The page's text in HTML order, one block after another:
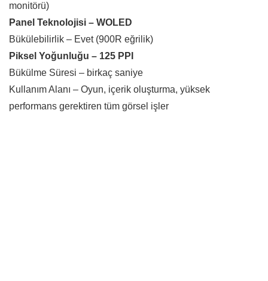
monitörü)
Panel Teknolojisi – WOLED
Bükülebilirlik – Evet (900R eğrilik)
Piksel Yoğunluğu – 125 PPI
Bükülme Süresi – birkaç saniye
Kullanım Alanı – Oyun, içerik oluşturma, yüksek
performans gerektiren tüm görsel işler